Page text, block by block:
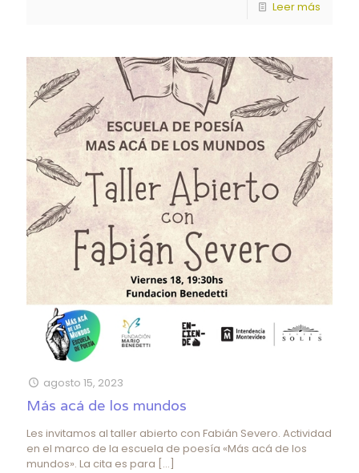
Leer más
agosto 15, 2023
Más acá de los mundos
Les invitamos al taller abierto con Fabián Severo. Actividad
en el marco de la escuela de poesía «Más acá de los
mundos». La cita es para […]